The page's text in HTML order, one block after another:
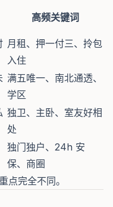
高频关键词
月租、押一付三、拎包
入住
满五唯一、南北通透、
学区
独卫、主卧、室友好相
处
独门独户、24h 安
保、商圈
点完全不同。